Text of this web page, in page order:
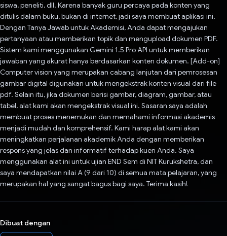
siswa, peneliti, dll. Karena banyak guru percaya pada konten yang
ditulis dalam buku, bukan di internet, jadi saya membuat aplikasi ini.
Dengan Tanya Jawab untuk Akademisi, Anda dapat mengajukan
pertanyaan atau memberikan topik dan mengupload dokumen PDF.
Sistem kami menggunakan Gemini 1.5 Pro API untuk memberikan
jawaban yang akurat hanya berdasarkan konten dokumen. [Add-on]
Computer vision yang merupakan cabang lanjutan dari pemrosesan
gambar digital digunakan untuk mengekstrak konten visual dari file
pdf. Selain itu, jika dokumen berisi gambar, diagram, gambar, atau
tabel, alat kami akan mengekstrak visual ini. Sasaran saya adalah
membuat proses menemukan dan memahami informasi akademis
menjadi mudah dan komprehensif. Kami harap alat kami akan
meningkatkan perjalanan akademik Anda dengan memberikan
respons yang jelas dan informatif terhadap kueri Anda. Saya
menggunakan alat ini untuk ujian END Sem di NIT Kurukshetra, dan
saya mendapatkan nilai A (9 dari 10) di semua mata pelajaran, yang
merupakan hal yang sangat bagus bagi saya. Terima kasih!
Dibuat dengan